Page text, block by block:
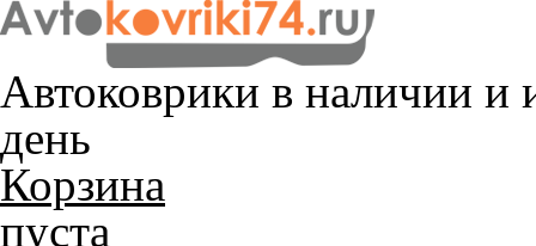
Автоковрики в наличии и
день
Корзина
пуста